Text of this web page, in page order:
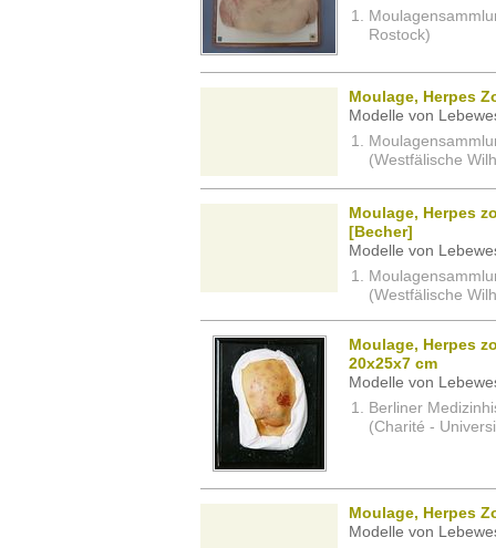
Rostock)
Moulage, Herpes
Modelle von
(Westfälische
Moulage, Herpes
[Becher]
Modelle von
(Westfälische
Moulage, Herpes
20x25x7 cm
Modelle von
Berliner
(Charité -
Moulage, Herpes
Modelle von